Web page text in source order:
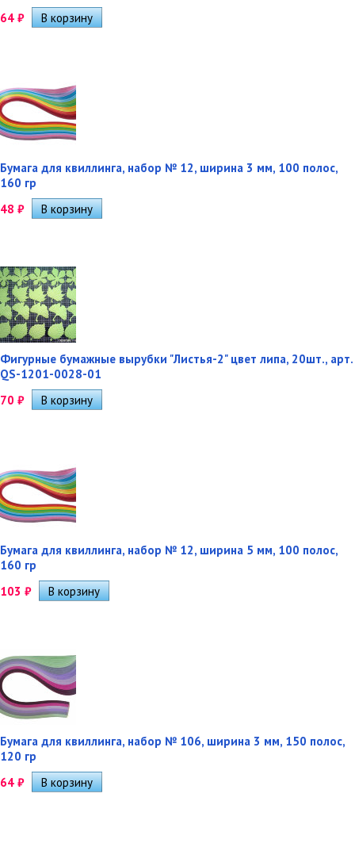
64 ₽
Бумага для квиллинга, набор № 12, ширина 3 мм, 100 полос,
160 гр
48 ₽
Фигурные бумажные вырубки "Листья-2" цвет липа, 20шт., арт.
QS-1201-0028-01
70 ₽
Бумага для квиллинга, набор № 12, ширина 5 мм, 100 полос,
160 гр
103 ₽
Бумага для квиллинга, набор № 106, ширина 3 мм, 150 полос,
120 гр
64 ₽